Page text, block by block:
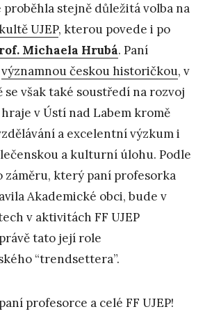
stejně důležitá volba na
UJEP, kterou povede i po
Michaela Hrubá. Paní
významnou českou historičkou, v
se však také soustředí na rozvoj
v Ústí nad Labem kromě
a excelentní výzkum i
a kulturní úlohu. Podle
záměru, který paní profesorka
Akademické obci, bude v
v aktivitách FF UJEP
tato její role
“trendsettera”.
profesorce a celé FF UJEP!